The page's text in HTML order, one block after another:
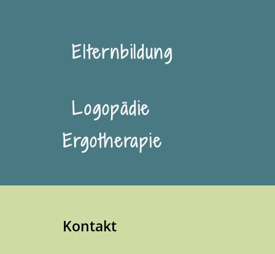
Elternbildung
Logopädie
Ergotherapie
Kontakt